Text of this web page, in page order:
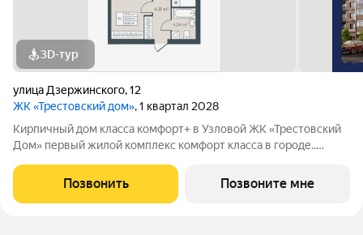
3D-тур
улица Дзержинского,12
ЖК «Трестовский дом», 1 квартал 2028
Кирпичный дом класса комфорт+ в Узловой ЖК «Трестовский
Дом» первый жилой комплекс комфорт класса в городе..
Кирпично-монолитный дом выполнен в современном стиле, с
теплым натуральным кирпичом
Позвонить Позвоните мне